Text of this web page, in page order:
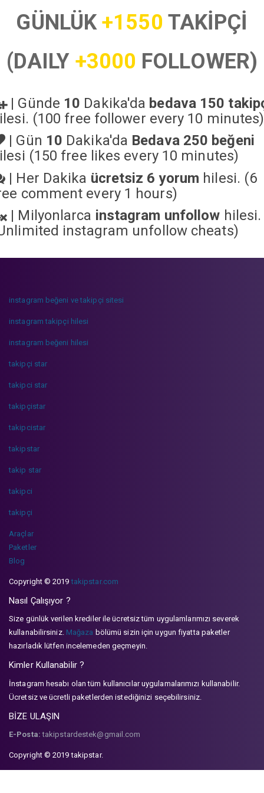
GÜNLÜK+1550 TAKİPÇİ
(DAILY +3000 FOLLOWER)
| Günde 10 Dakika'da bedava 150
(100 free follower every 10 minutes)
| Gün 10 Dakika'da Bedava 250 beğeni
(150 free likes every 10 minutes)
| Her Dakika ücretsiz 6 yorum hilesi. (6
comment every 1 hours)
| Milyonlarca instagram unfollow hilesi.
instagram unfollow cheats)
instagram beğeni ve takipçi sitesi
instagram takipçi hilesi
instagram beğeni hilesi
takipçi star
takipci star
takipçistar
takipcistar
takipstar
takip star
takipci
takipçi
Araçlar
Paketler
Blog
Copyright © 2019takipstar.com
Nasıl Çalışıyor ?
Size günlük verilen krediler ile ücretsiz tüm uygulamlarımızı severek
kullanabilirsiniz. Mağaza bölümü sizin için uygun fiyatta paketler
hazırladık lütfen incelemeden geçmeyin.
Kimler Kullanabilir ?
İnstagram hesabı olan tüm kullanıcılar uygulamalarımızı kullanabilir.
Ücretsiz ve ücretli paketlerden istediğinizi seçebilirsiniz.
BİZE ULAŞIN
E-Posta: takipstardestek@gmail.com
Copyright © 2019 takipstar.